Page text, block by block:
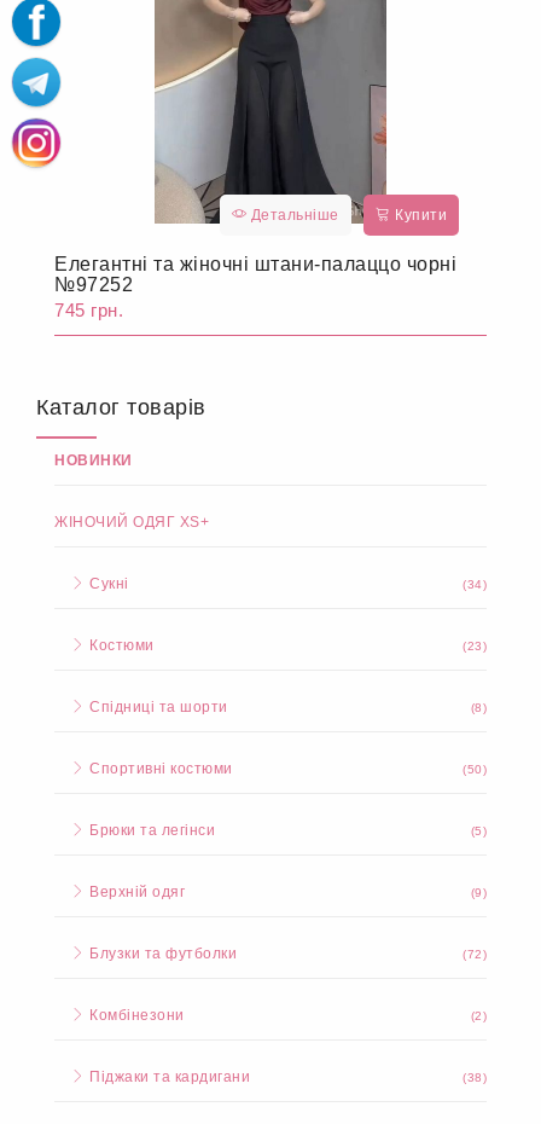
Детальніше Купити
Елегантні та жіночні штани-палаццо чорні
№97252
745 грн.
Каталог товарів
НОВИНКИ
ЖІНОЧИЙ ОДЯГ XS+
Сукні (34)
Костюми (23)
Спідниці та шорти (8)
Спортивні костюми (50)
Брюки та легінси (5)
Верхній одяг (9)
Блузки та футболки (72)
Комбінезони (2)
Піджаки та кардигани (38)